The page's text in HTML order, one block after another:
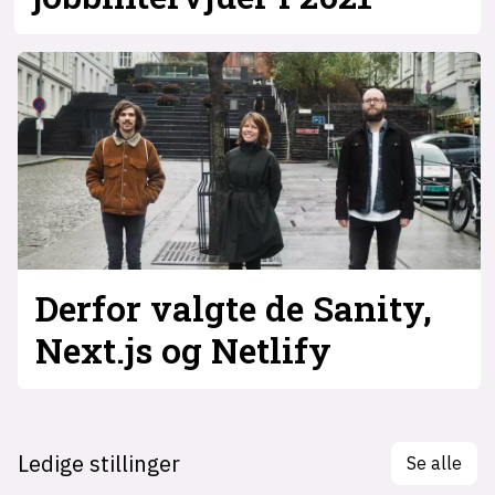
Derfor valgte de Sanity,
Next.js og Netlify
Ledige stillinger Se alle